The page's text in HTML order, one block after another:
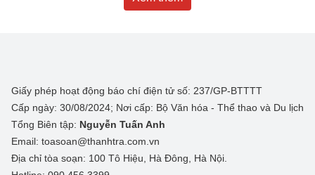
Giấy phép hoạt động báo chí điện tử số: 237/GP-BTTTT
Cấp ngày: 30/08/2024; Nơi cấp: Bộ Văn hóa - Thể thao và Du lịch
Tổng Biên tập: Nguyễn Tuấn Anh
Email: toasoan@thanhtra.com.vn
Địa chỉ tòa soạn: 100 Tô Hiệu, Hà Đông, Hà Nội.